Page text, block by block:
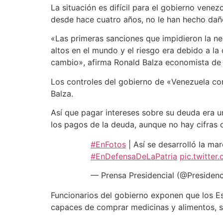
La situación es difícil para el gobierno
desde hace cuatro años, no le han hecho
«Las primeras sanciones que impidieron la
altos en el mundo y el riesgo era debido a
cambio», afirma Ronald Balza economista
Los controles del gobierno de «Venezuela
Balza.
Así que pagar intereses sobre su deuda era
los pagos de la deuda, aunque no hay cifras
#EnFotos | Así se desarrolló la
#EnDefensaDeLaPatria
— Prensa Presidencial
Funcionarios del gobierno exponen que los
capaces de comprar medicinas y alimentos,